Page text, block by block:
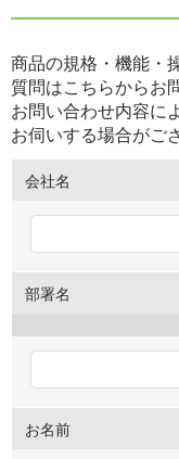
商品の規格・機能・
質問はこちらからお
お問い合わせ内容に
お伺いする場合がご
会社名
部署名
お名前